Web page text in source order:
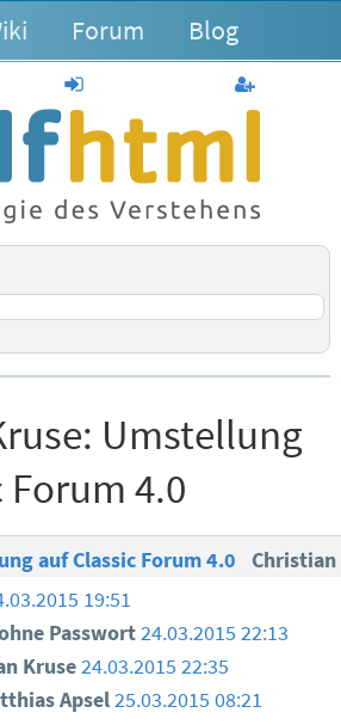
Forum Blog
anmelden
Umstellung
4.0
auf Classic Forum 4.0
19:51
Passwort24.03.2015 22:13
Kruse24.03.2015 22:35
Apsel25.03.2015 08:21